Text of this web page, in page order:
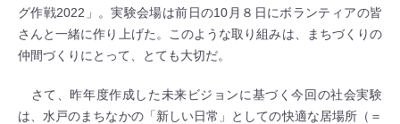
グ作戦2022」。実験会場は前日の10月８日にボランティアの皆
さんと一緒に作り上げた。このような取り組みは、まちづくりの
仲間づくりにとって、とても大切だ。
さて、昨年度作成した未来ビジョンに基づく今回の社会実験
は、水戸のまちなかの「新しい日常」としての快適な居場所（＝